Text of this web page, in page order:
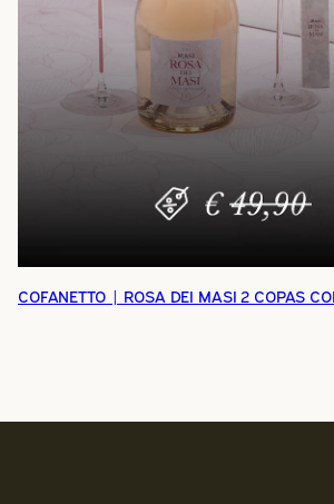
COFANETTO | ROSA DEI MASI 2 COPAS